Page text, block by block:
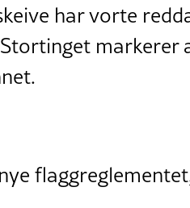
har vorte
markerer